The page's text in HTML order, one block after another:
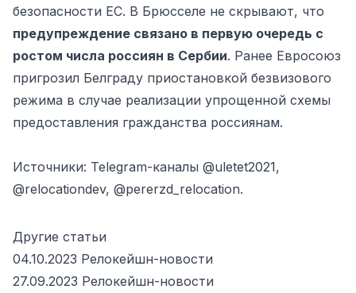
безопасности ЕС. В Брюсселе не скрывают, что
предупреждение связано в первую очередь с
ростом числа россиян в Сербии. Ранее Евросоюз
пригрозил Белграду приостановкой безвизового
режима в случае реализации упрощенной схемы
предоставления гражданства россиянам.
Источники: Telegram-каналы @uletet2021,
@relocationdev, @pererzd_relocation.
Другие статьи
04.10.2023 Релокейшн-новости
27.09.2023 Релокейшн-новости